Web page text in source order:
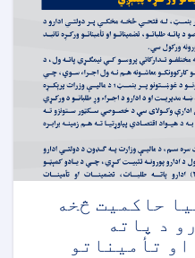
حاکمیت څخه
د پاته
تأمیناتو